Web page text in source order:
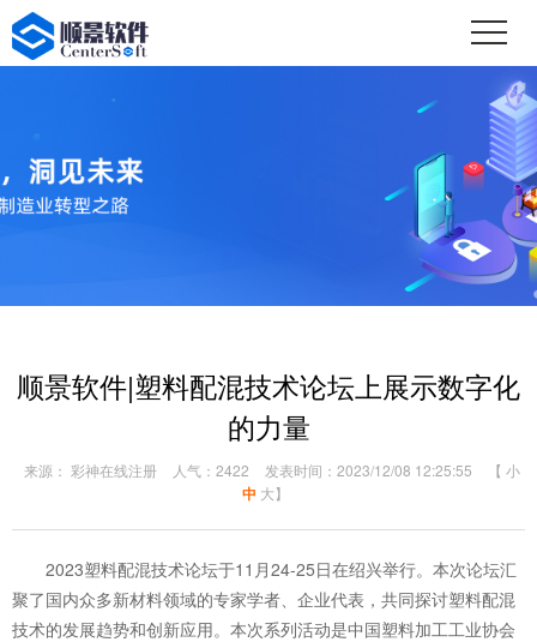
顺景软件|塑料配混技术论坛上展示数字化
的力量
来源： 彩神在线注册 人气：2422 发表时间：2023/12/08 12:25:55 【 小
中 大】
2023塑料配混技术论坛于11月24-25日在绍兴举行。本次论坛汇
聚了国内众多新材料领域的专家学者、企业代表，共同探讨塑料配混
技术的发展趋势和创新应用。本次系列活动是中国塑料加工工业协会